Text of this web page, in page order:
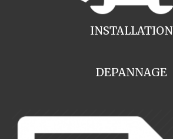
INSTALLATION
DEPANNAGE